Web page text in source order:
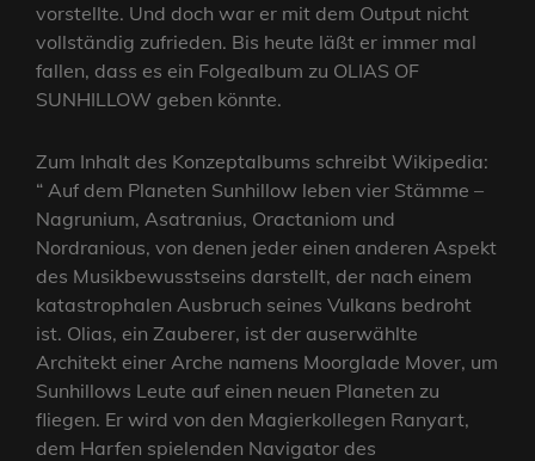
vorstellte. Und doch war er mit dem Output nicht
vollständig zufrieden. Bis heute läßt er immer mal
fallen, dass es ein Folgealbum zu OLIAS OF
SUNHILLOW geben könnte.
Zum Inhalt des Konzeptalbums schreibt Wikipedia:
“ Auf dem Planeten Sunhillow leben vier Stämme –
Nagrunium, Asatranius, Oractaniom und
Nordranious, von denen jeder einen anderen Aspekt
des Musikbewusstseins darstellt, der nach einem
katastrophalen Ausbruch seines Vulkans bedroht
ist. Olias, ein Zauberer, ist der auserwählte
Architekt einer Arche namens Moorglade Mover, um
Sunhillows Leute auf einen neuen Planeten zu
fliegen. Er wird von den Magierkollegen Ranyart,
dem Harfen spielenden Navigator des